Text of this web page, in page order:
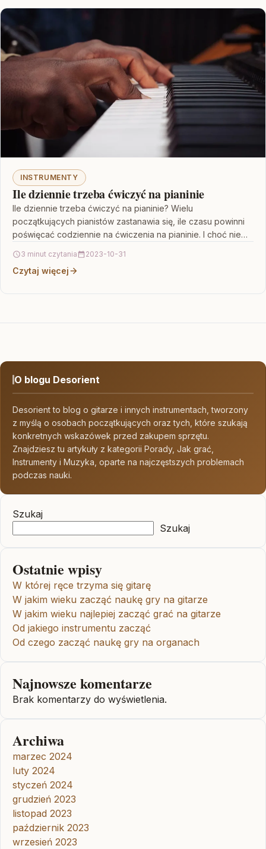
INSTRUMENTY
Ile dziennie trzeba ćwiczyć na pianinie
Ile dziennie trzeba ćwiczyć na pianinie? Wielu
początkujących pianistów zastanawia się, ile czasu powinni
poświęcać codziennie na ćwiczenia na pianinie. I choć nie
3 minut czytania 2023-10-31
Czytaj więcej
O blogu Desorient
Desorient to blog o gitarze i innych instrumentach, tworzony
z myślą o osobach początkujących oraz tych, które szukają
konkretnych wskazówek przed zakupem sprzętu.
Znajdziesz tu artykuły z kategorii Porady, Jak grać,
Instrumenty i Muzyka, oparte na najczęstszych problemach
podczas nauki.
Szukaj
Szukaj
Ostatnie wpisy
W której ręce trzyma się gitarę
W jakim wieku zacząć naukę gry na gitarze
W jakim wieku najlepiej zacząć grać na gitarze
Od jakiego instrumentu zacząć
Od czego zacząć naukę gry na organach
Najnowsze komentarze
Brak komentarzy do wyświetlenia.
Archiwa
marzec 2024
luty 2024
styczeń 2024
grudzień 2023
listopad 2023
październik 2023
wrzesień 2023